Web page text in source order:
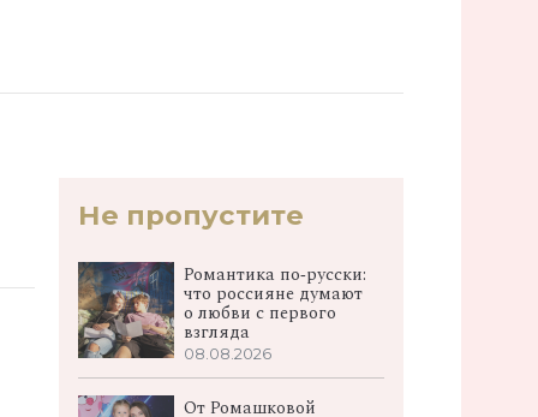
Не пропустите
Романтика по‑русски:
что россияне думают
о любви с первого
взгляда
08.08.2026
От Ромашковой